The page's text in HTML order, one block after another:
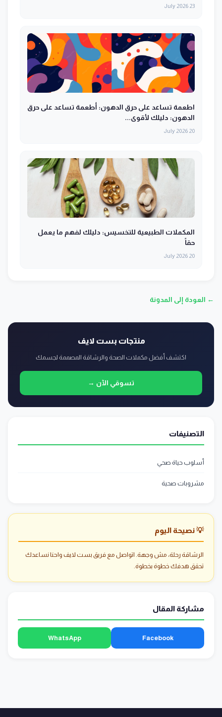
23 July 2026
اطعمة تساعد على حرق الدهون: أطعمة تساعد على حرق
الدهون: دليلك لأقوى...
20 July 2026
المكملات الطبيعية للتخسيس: دليلك لفهم ما يعمل
حقاً
20 July 2026
← العودة إلى المدونة
منتجات بست لايف
اكتشف أفضل مكملات الصحة والرشاقة المصممة لجسمك
تسوقي الآن →
التصنيفات
أسلوب حياة صحي
مشروبات صحية
💡 نصيحة اليوم
الرشاقة رحلة، مش وجهة. اتواصل مع فريق بست لايف واحنا نساعدك
تحقق هدفك خطوة بخطوة.
مشاركة المقال
Facebook
WhatsApp